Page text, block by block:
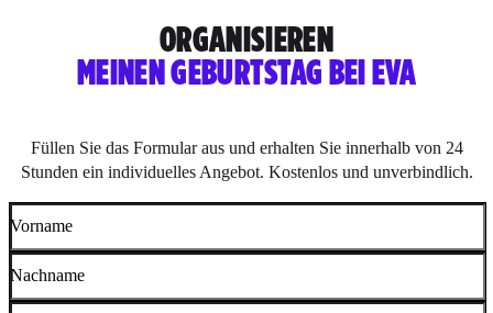
ORGANISIEREN
MEINEN GEBURTSTAG BEI EVA
Füllen Sie das Formular aus und erhalten Sie innerhalb von 24
Stunden ein individuelles Angebot. Kostenlos und unverbindlich.
Vorname
Nachname